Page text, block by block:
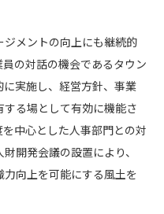
メントの向上にも継続的
の対話の機会であるタウン
実施し、経営方針、事業
る場として有効に機能さ
中心とした人事部門との対
開発会議の設置により、
向上を可能にする風土を